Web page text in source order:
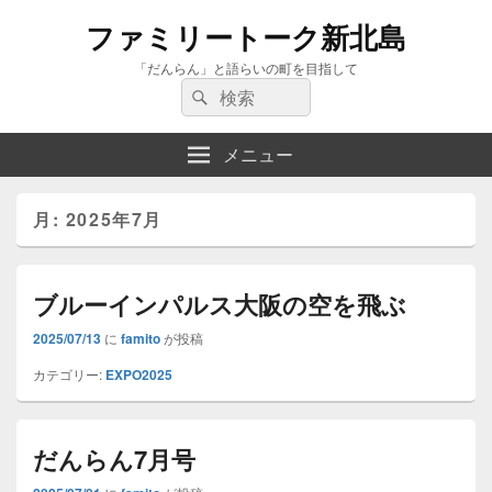
ファミリートーク新北島
「だんらん」と語らいの町を目指して
検
索:
検
索
メニュー
月: 2025年7月
ブルーインパルス大阪の空を飛ぶ
2025/07/13 に famitoが投稿
カテゴリー: EXPO2025
だんらん7月号